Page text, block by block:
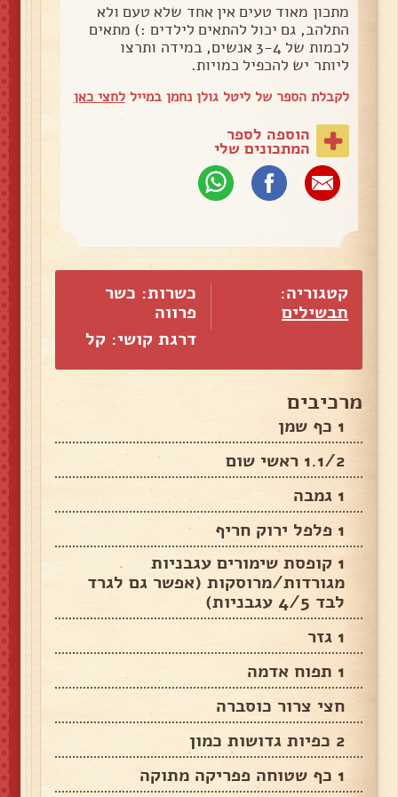
מתכון מאוד טעים אין אחד שלא טעם ולא
התלהב, גם יכול להתאים לילדים :) מתאים
לכמות של 3-4 אנשים, במידה ותרצו
ליותר יש להכפיל כמויות.
לקבלת הספר של ליטל גולן נחמן במייללחצי כאן
הוספה לספר
המתכונים שלי
קטגוריה:
תבשילים
כשרות: כשר
פרווה
דרגת קושי: קל
מרכיבים
1 כף שמן
1.1/2 ראשי שום
1 גמבה
1 פלפל ירוק חריף
1 קופסת שימורים עגבניות
מגורדות/מרוסקות (אפשר גם לגרד
לבד 4/5 עגבניות)
1 גזר
1 תפוח אדמה
חצי צרור כוסברה
2 כפיות גדושות כמון
1 כף שטוחה פפריקה מתוקה